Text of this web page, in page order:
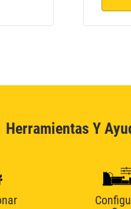
Herramientas Y